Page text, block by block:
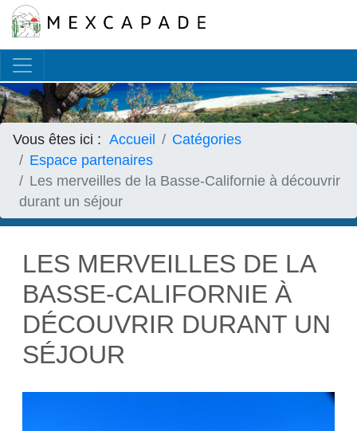
Vous êtes ici : Accueil
Catégories
Espace partenaires
Les merveilles de la Basse-Californie à découvrir
durant un séjour
LES MERVEILLES DE LA
BASSE-CALIFORNIE À
DÉCOUVRIR DURANT UN
SÉJOUR